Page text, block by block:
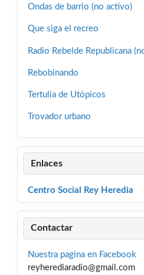
Ondas de barrio (no activo)
Que siga el recreo
Radio Rebelde Republicana
Rebobinando
Tertulia de Utópicos
Trovador urbano
Enlaces
Centro Social Rey Heredia
Contactar
Nuestra pagina en Facebook
reyherediaradio@gmail.com